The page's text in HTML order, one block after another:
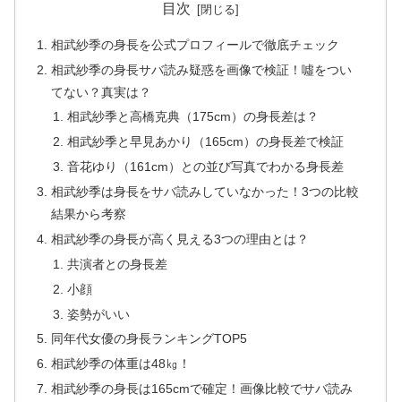
目次
相武紗季の身長を公式プロフィールで徹底チェック
相武紗季の身長サバ読み疑惑を画像で検証！噓をつい
てない？真実は？
相武紗季と高橋克典（175cm）の身長差は？
相武紗季と早見あかり（165cm）の身長差で検証
音花ゆり（161cm）との並び写真でわかる身長差
相武紗季は身長をサバ読みしていなかった！3つの比較
結果から考察
相武紗季の身長が高く見える3つの理由とは？
共演者との身長差
小顔
姿勢がいい
同年代女優の身長ランキングTOP5
相武紗季の体重は48㎏！
相武紗季の身長は165cmで確定！画像比較でサバ読み